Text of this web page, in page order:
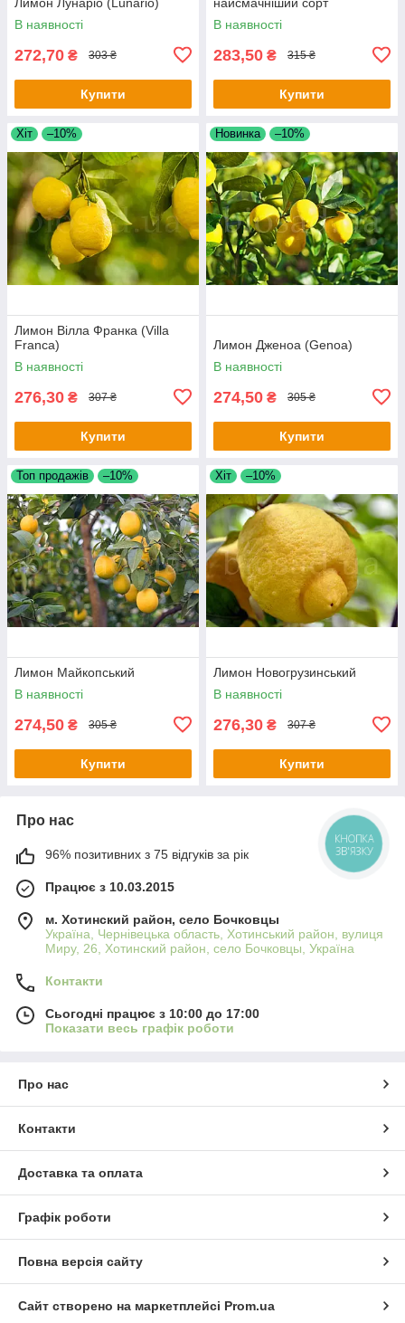
В наявності
272,70 ₴ 303 ₴
Купити
В наявності
283,50 ₴ 315 ₴
Купити
Хіт –10%
Лимон Вілла Франка (Villa
Franca)
В наявності
276,30 ₴ 307 ₴
Купити
Новинка –10%
Лимон Дженоа (Genoa)
В наявності
274,50 ₴ 305 ₴
Купити
Топ продажів –10%
Лимон Майкопський
В наявності
274,50 ₴ 305 ₴
Купити
Хіт –10%
Лимон Новогрузинський
В наявності
276,30 ₴ 307 ₴
Купити
Про нас
96% позитивних з 75 відгуків за рік
Працює з 10.03.2015
м. Хотинский район, село Бочковцы
Україна, Чернівецька область, Хотинський район, вулиця
Миру, 26, Хотинский район, село Бочковцы, Україна
Контакти
Сьогодні працює з 10:00 до 17:00
Показати весь графік роботи
Про нас
Контакти
Доставка та оплата
Графік роботи
Повна версія сайту
Сайт створено на маркетплейсі Prom.ua
КНОПКА
ЗВ'ЯЗКУ